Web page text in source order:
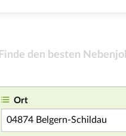
Finde den besten
Ort